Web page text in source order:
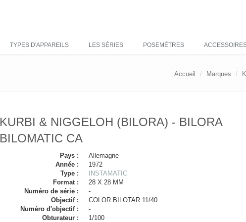
TYPES D'APPAREILS LES SÉRIES POSEMÈTRES
Accueil Marques
KURBI & NIGGELOH (BILORA) - BILORA
BILOMATIC CA
Pays :
Allemagne
Année :
1972
Type :
INSTAMATIC
Format :
28 X 28 MM
Numéro de série :
-
Objectif :
COLOR BILOTAR 11/40
Numéro d'objectif :
-
Obturateur :
1/100